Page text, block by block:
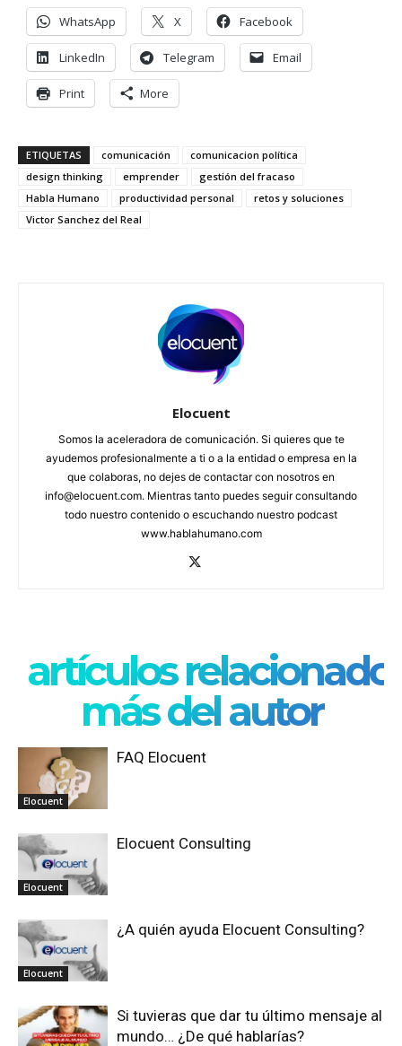
WhatsApp X Facebook
LinkedIn Telegram Email
Print More
ETIQUETAS comunicación
comunicacion política
design thinking
emprender
gestión del fracaso
Habla Humano
productividad personal
retos y soluciones
Victor Sanchez del Real
Elocuent
Somos la aceleradora de comunicación. Si quieres que te
ayudemos profesionalmente a ti o a la entidad o empresa en la
que colaboras, no dejes de contactar con nosotros en
info@elocuent.com. Mientras tanto puedes seguir consultando
todo nuestro contenido o escuchando nuestro podcast
www.hablahumano.com
artículos
más del autor
Elocuent
FAQ Elocuent
Elocuent
Elocuent Consulting
Elocuent
¿A quién ayuda Elocuent Consulting?
Si tuvieras que dar tu último mensaje al
mundo… ¿De qué hablarías?